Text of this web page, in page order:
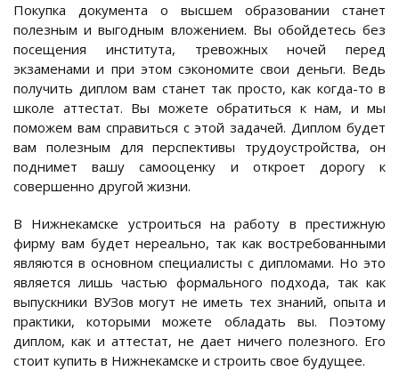
Покупка документа о высшем образовании станет
полезным и выгодным вложением. Вы обойдетесь без
посещения института, тревожных ночей перед
экзаменами и при этом сэкономите свои деньги. Ведь
получить диплом вам станет так просто, как когда-то в
школе аттестат. Вы можете обратиться к нам, и мы
поможем вам справиться с этой задачей. Диплом будет
вам полезным для перспективы трудоустройства, он
поднимет вашу самооценку и откроет дорогу к
совершенно другой жизни.
В Нижнекамске устроиться на работу в престижную
фирму вам будет нереально, так как востребованными
являются в основном специалисты с дипломами. Но это
является лишь частью формального подхода, так как
выпускники ВУЗов могут не иметь тех знаний, опыта и
практики, которыми можете обладать вы. Поэтому
диплом, как и аттестат, не дает ничего полезного. Его
стоит купить в Нижнекамске и строить свое будущее.